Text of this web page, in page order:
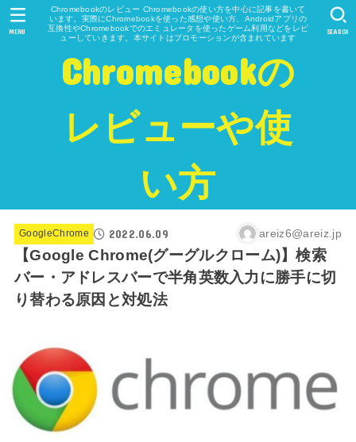
Chromebookのレビュー Chromebookの使い方を中心に記事を書いて
います。実際にChromebookを使った感想や使い方、Androidアプリの
互換性やChromebookでのエミュレータを使ったゲーム利用などをレビ
ューしていきます。本サイトはプロモーションが含まれています
Chromebookの
レビューや使
い方
SEARCH
MENU
GoogleChrome 2022.06.09 areiz6@areiz.jp
【Google Chrome(グーグルクローム)】検索
バー・アドレスバーで半角英数入力に勝手に切
り替わる原因と対処法